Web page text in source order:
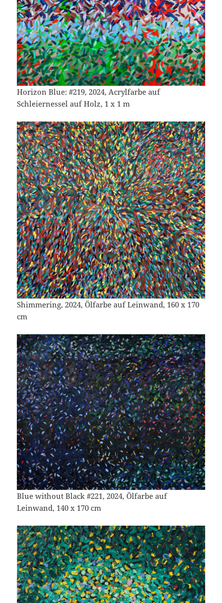
Horizon Blue: #219, 2024, Acrylfarbe auf
Schleiernessel auf Holz, 1 x 1 m
Shimmering, 2024, Ölfarbe auf Leinwand, 160 x 170
cm
Blue without Black #221, 2024, Ölfarbe auf
Leinwand, 140 x 170 cm